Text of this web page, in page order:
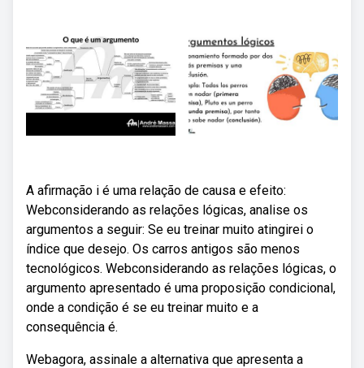
A afirmação i é uma relação de causa e efeito:
Webconsiderando as relações lógicas, analise os
argumentos a seguir: Se eu treinar muito atingirei o
índice que desejo. Os carros antigos são menos
tecnológicos. Webconsiderando as relações lógicas, o
argumento apresentado é uma proposição condicional,
onde a condição é se eu treinar muito e a
consequência é.
Webagora, assinale a alternativa que apresenta a